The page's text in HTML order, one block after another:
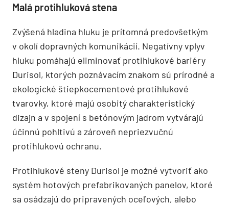
Malá protihluková stena
Zvýšená hladina hluku je prítomná predovšetkým
v okolí dopravných komunikácií. Negatívny vplyv
hluku pomáhajú eliminovať protihlukové bariéry
Durisol, ktorých poznávacím znakom sú prírodné a
ekologické štiepkocementové protihlukové
tvarovky, ktoré majú osobitý charakteristický
dizajn a v spojení s betónovým jadrom vytvárajú
účinnú pohltivú a zároveň nepriezvučnú
protihlukovú ochranu.
Protihlukové steny Durisol je možné vytvoriť ako
systém hotových prefabrikovaných panelov, ktoré
sa osádzajú do pripravených oceľových, alebo